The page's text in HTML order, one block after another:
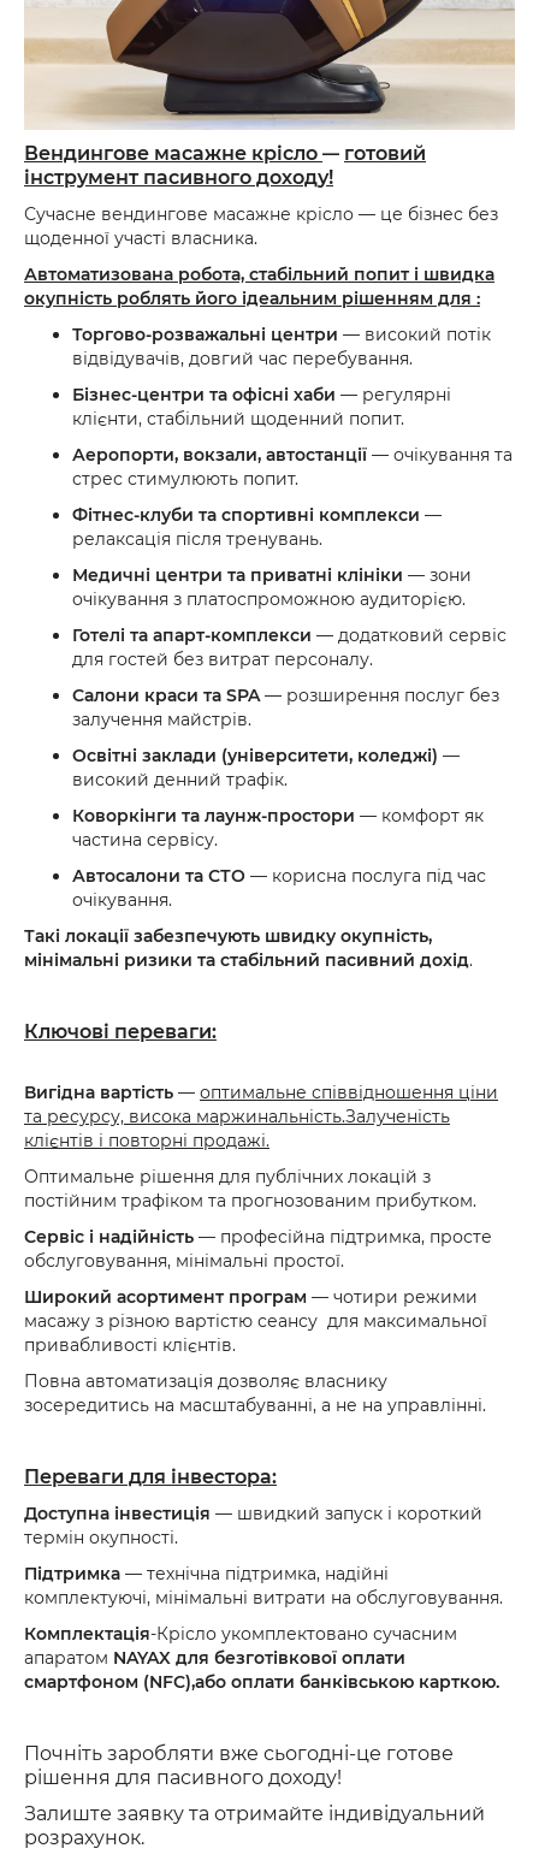
Вендингове масажне крісло — готовий
інструмент пасивного доходу!
Сучасне вендингове масажне крісло — це бізнес без
щоденної участі власника.
Автоматизована робота, стабільний попит і швидка
окупність роблять його ідеальним рішенням для :
Торгово-розважальні центри — високий потік
відвідувачів, довгий час перебування.
Бізнес-центри та офісні хаби — регулярні
клієнти, стабільний щоденний попит.
Аеропорти, вокзали, автостанції — очікування та
стрес стимулюють попит.
Фітнес-клуби та спортивні комплекси —
релаксація після тренувань.
Медичні центри та приватні клініки — зони
очікування з платоспроможною аудиторією.
Готелі та апарт-комплекси — додатковий сервіс
для гостей без витрат персоналу.
Салони краси та SPA— розширення послуг без
залучення майстрів.
Освітні заклади (університети, коледжі) —
високий денний трафік.
Коворкінги та лаунж-простори — комфорт як
частина сервісу.
Автосалони та СТО — корисна послуга під час
очікування.
Такі локації забезпечують швидку окупність,
мінімальні ризики та стабільний пасивний дохід.
Ключові переваги:
Вигідна вартість — оптимальне співвідношення ціни
та ресурсу, висока маржинальність.Залученість
клієнтів і повторні продажі.
Оптимальне рішення для публічних локацій з
постійним трафіком та прогнозованим прибутком.
Сервіс і надійність — професійна підтримка, просте
обслуговування, мінімальні простої.
Широкий асортимент програм — чотири режими
масажу з різною вартістю сеансу для максимальної
привабливості клієнтів.
Повна автоматизація дозволяє власнику
зосередитись на масштабуванні, а не на управлінні.
Переваги для інвестора:
Доступна інвестиція — швидкий запуск і короткий
термін окупності.
Підтримка — технічна підтримка, надійні
комплектуючі, мінімальні витрати на обслуговування.
Комплектація-Крісло укомплектовано сучасним
апаратом NAYAX для безготівкової оплати
смартфоном (NFC),або оплати банківською карткою.
Почніть заробляти вже сьогодні-це готове
рішення для пасивного доходу!
Залиште заявку та отримайте індивідуальний
розрахунок.